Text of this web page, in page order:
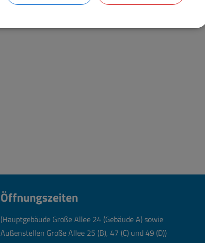
Öffnungszeiten
(Hauptgebäude Große Allee 24 (Gebäude A) sowie
Außenstellen Große Allee 25 (B), 47 (C) und 49 (D))